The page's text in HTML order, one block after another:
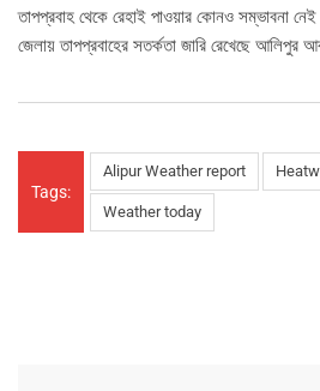
তাপপ্রবাহ থেকে রেহাই পাওয়ার কোনও সম্ভাবনা
জেলায় তাপপ্রবাহের সতর্কতা জারি রেখেছে আলিপুর
Tags:
Alipur Weather report
Weather today